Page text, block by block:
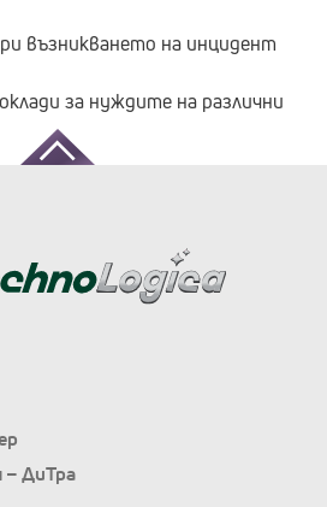
възникването на инцидент
за нуждите на различни
– ДиТра